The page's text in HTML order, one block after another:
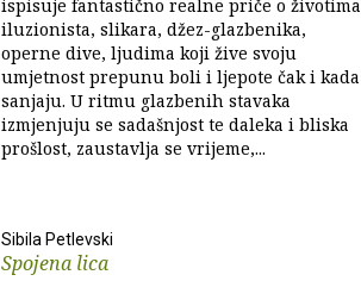
ispisuje fantastično realne priče o životima
iluzionista, slikara, džez-glazbenika,
operne dive, ljudima koji žive svoju
umjetnost prepunu boli i ljepote čak i kada
sanjaju. U ritmu glazbenih stavaka
izmjenjuju se sadašnjost te daleka i bliska
prošlost, zaustavlja se vrijeme,...
Sibila Petlevski
Spojena lica